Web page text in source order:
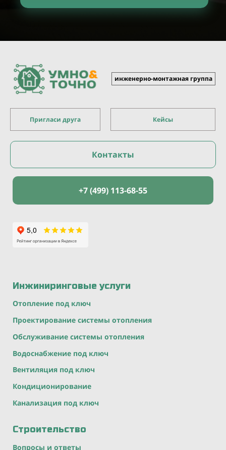
инженерно-монтажная группа
Пригласи друга Кейсы
Контакты
+7 (499) 113-68-55
Инжиниринговые услуги
Отопление под ключ
Проектирование системы отопления
Обслуживание системы отопления
Водоснабжение под ключ
Вентиляция под ключ
Кондиционирование
Канализация под ключ
Строительство
Вопросы и ответы